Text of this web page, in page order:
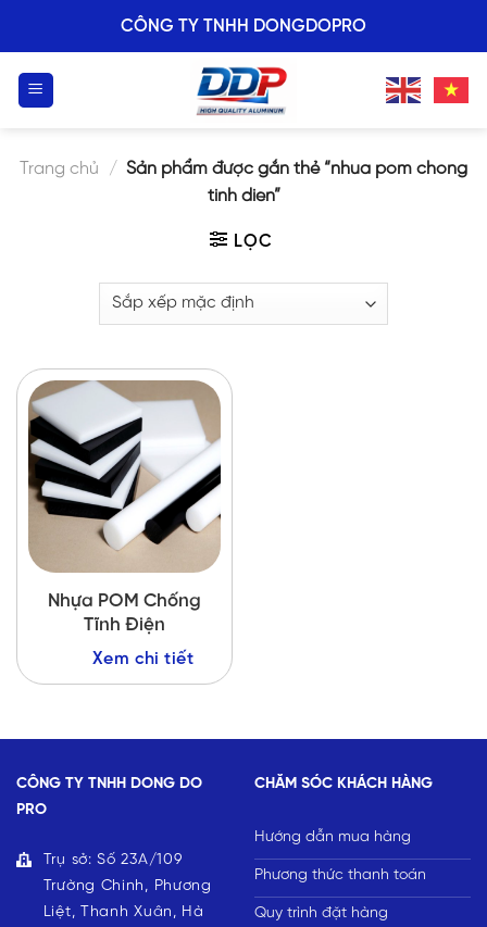
CÔNG TY TNHH DONGDOPRO
Trang chủ / Sản phẩm được gắn thẻ “nhua pom chong
tinh dien”
LỌC
Nhựa POM Chống
Tĩnh Điện
Xem chi tiết
CÔNG TY TNHH DONG DO
PRO
Trụ sở: Số 23A/109
Trường Chinh, Phương
Liệt, Thanh Xuân, Hà
CHĂM SÓC KHÁCH HÀNG
Hướng dẫn mua hàng
Phương thức thanh toán
Quy trình đặt hàng